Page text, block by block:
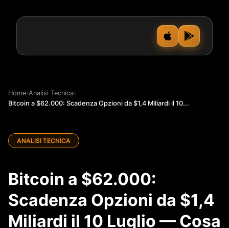
Home›Analisi Tecnica›
Bitcoin a $62.000: Scadenza Opzioni da $1,4 Miliardi il 10...
ANALISI TECNICA
Bitcoin a $62.000:
Scadenza Opzioni da $1,4
Miliardi il 10 Luglio — Cosa